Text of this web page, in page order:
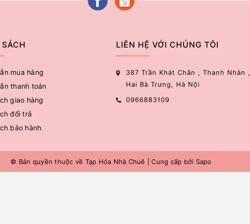
mua hàng
thanh toán
giao hàng
đổi trả
bảo hành
LIÊN HỆ VỚI CHÚNG TÔI
387 Trần Khát Chân , Thanh Nhàn ,
Hai Bà Trưng, Hà Nội
0966883109
© Bản quyền thuộc về Tạp Hóa Nhà Chuê Cung cấp bởi Sapo